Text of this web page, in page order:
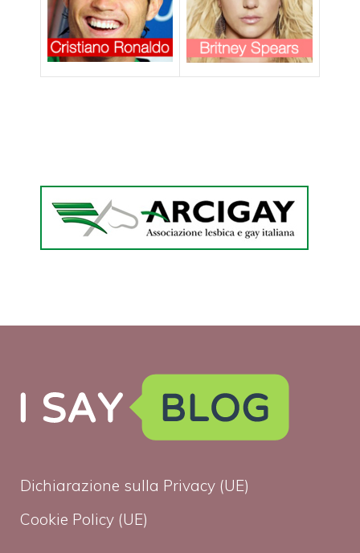
Dichiarazione sulla Privacy (UE)
Cookie Policy (UE)